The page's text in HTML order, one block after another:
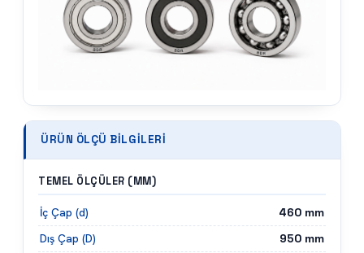
ÜRÜN ÖLÇÜ BILGILERI
TEMEL ÖLÇÜLER (MM)
İç Çap (d) 460 mm
Dış Çap (D)
950 mm